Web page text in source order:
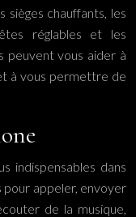
sièges chauffants, les
réglables et les
peuvent vous aider à
à vous permettre de
indispensables dans
pour appeler, envoyer
de la musique,